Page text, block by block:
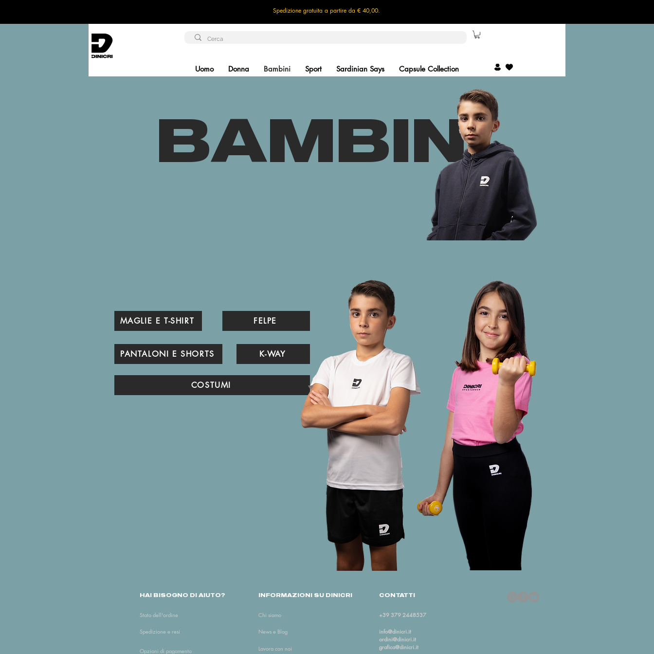
Spedizione gratuita a partire da € 40,00.
Uomo Donna Bambini Sport Sardinian Says Capsule Collection
BAMBINI
FELPE
COSTUMI
K-WAY
PANTALONI E SHORTS
MAGLIE E T-SHIRT
HAI BISOGNO DI AIUTO?
Stato dell'ordine
Spedizione e resi
Opzioni di pagamento
INFORMAZIONI SU DINICRI
Chi siamo
News e Blog
Lavora con noi
CONTATTI
+39 379 2448537
info@dinicri.it
ordini@dinicri.it
grafica@dinicri.it